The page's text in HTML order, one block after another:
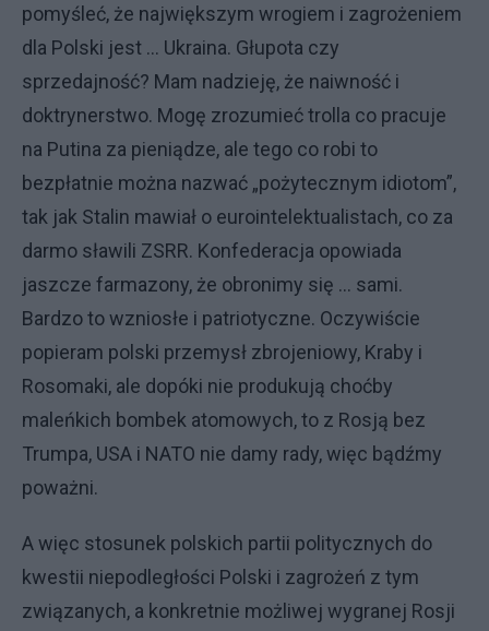
pomyśleć, że największym wrogiem i zagrożeniem
dla Polski jest … Ukraina. Głupota czy
sprzedajność? Mam nadzieję, że naiwność i
doktrynerstwo. Mogę zrozumieć trolla co pracuje
na Putina za pieniądze, ale tego co robi to
bezpłatnie można nazwać „pożytecznym idiotom”,
tak jak Stalin mawiał o eurointelektualistach, co za
darmo sławili ZSRR. Konfederacja opowiada
jaszcze farmazony, że obronimy się … sami.
Bardzo to wzniosłe i patriotyczne. Oczywiście
popieram polski przemysł zbrojeniowy, Kraby i
Rosomaki, ale dopóki nie produkują choćby
maleńkich bombek atomowych, to z Rosją bez
Trumpa, USA i NATO nie damy rady, więc bądźmy
poważni.
A więc stosunek polskich partii politycznych do
kwestii niepodległości Polski i zagrożeń z tym
związanych, a konkretnie możliwej wygranej Rosji